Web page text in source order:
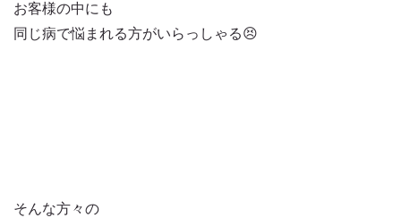
お客様の中にも
同じ病で悩まれる方がいらっしゃる😣
そんな方々の